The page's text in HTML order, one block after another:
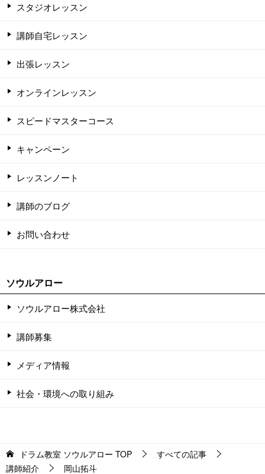
スタジオレッスン
講師自宅レッスン
出張レッスン
オンラインレッスン
スピードマスターコース
キャンペーン
レッスンノート
講師のブログ
お問い合わせ
ソウルアロー
ソウルアロー株式会社
講師募集
メディア情報
社会・環境への取り組み
ドラム教室 ソウルアロー TOP
すべての記事
講師紹介
岡山拓斗